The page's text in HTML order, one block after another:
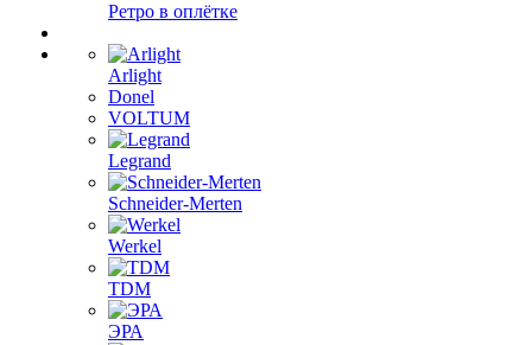
Ретро в оплётке
Arlight
Donel
VOLTUM
Legrand
Schneider-Merten
Werkel
TDM
ЭРА